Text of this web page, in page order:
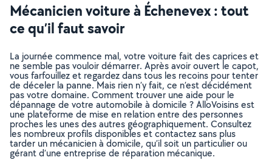
Mécanicien voiture à Échenevex : tout
ce qu’il faut savoir
La journée commence mal, votre voiture fait des caprices et
ne semble pas vouloir démarrer. Après avoir ouvert le capot,
vous farfouillez et regardez dans tous les recoins pour tenter
de déceler la panne. Mais rien n’y fait, ce n’est décidément
pas votre domaine. Comment trouver une aide pour le
dépannage de votre automobile à domicile ? AlloVoisins est
une plateforme de mise en relation entre des personnes
proches les unes des autres géographiquement. Consultez
les nombreux profils disponibles et contactez sans plus
tarder un mécanicien à domicile, qu’il soit un particulier ou
gérant d’une entreprise de réparation mécanique.